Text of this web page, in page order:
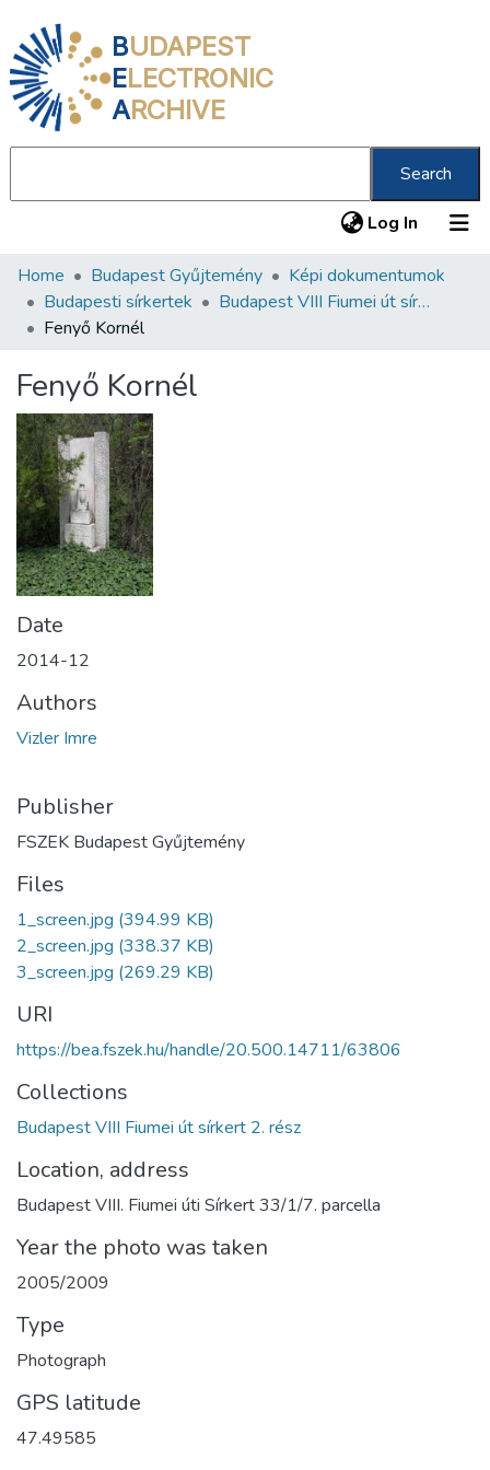
BUDAPEST
ELECTRONIC
ARCHIVE
Search
Log In (current)
Communities & Collections
All of DSpace
About us
Home Budapest Gyűjtemény
Képi dokumentumok
Budapesti sírkertek
Budapest VIII Fiumei út sírkert 2. rész
Fenyő Kornél
Fenyő Kornél
Date
2014-12
Authors
Vizler Imre
Publisher
FSZEK Budapest Gyűjtemény
Files
1_screen.jpg (394.99 KB)
2_screen.jpg (338.37 KB)
3_screen.jpg (269.29 KB)
URI
https://bea.fszek.hu/handle/20.500.14711/63806
Collections
Budapest VIII Fiumei út sírkert 2. rész
Location, address
Budapest VIII. Fiumei úti Sírkert 33/1/7. parcella
Year the photo was taken
2005/2009
Type
Photograph
GPS latitude
47.49585